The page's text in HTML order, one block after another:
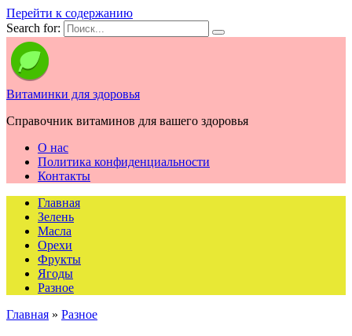
Перейти к содержанию
Search for:
Витаминки для здоровья
Справочник витаминов для вашего здоровья
О нас
Политика конфиденциальности
Контакты
Главная
Зелень
Масла
Орехи
Фрукты
Ягоды
Разное
Главная » Разное